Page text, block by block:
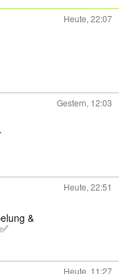
Heute, 22:07
Gestern, 12:03
Heute, 22:51
&
Heute, 11:27